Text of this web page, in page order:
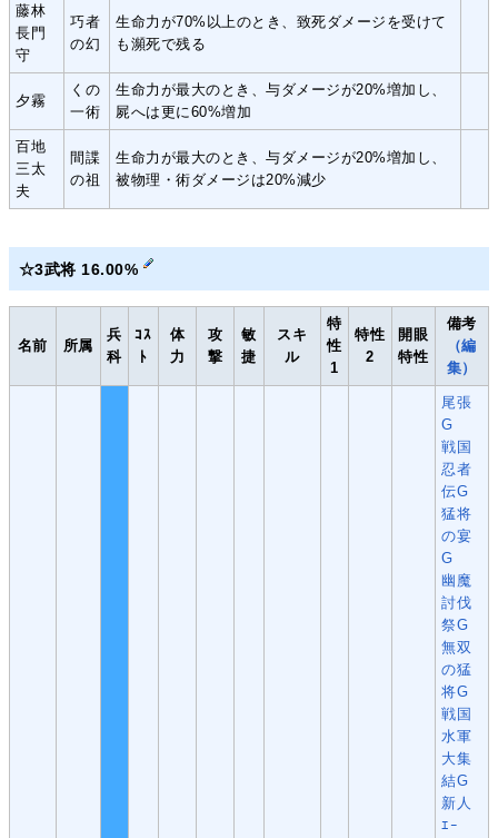
藤林
長門
守
巧者
の幻
生命力が70%以上のとき、致死ダメージを受けて
も瀕死で残る
夕霧
くの
一術
生命力が最大のとき、与ダメージが20%増加し、
屍へは更に60%増加
百地
三太
夫
間諜
の祖
生命力が最大のとき、与ダメージが20%増加し、
被物理・術ダメージは20%減少
☆3武将 16.00%
名前 所属
兵
科
ｺｽ
ﾄ
体
力
攻
撃
敏
捷
スキ
ル
特
性
1
特性
2
開眼
特性
備考
（編
集）
尾張
G
戦国
忍者
伝G
猛将
の宴
G
幽魔
討伐
祭G
無双
の猛
将G
戦国
水軍
大集
結G
新人
ｴｰ